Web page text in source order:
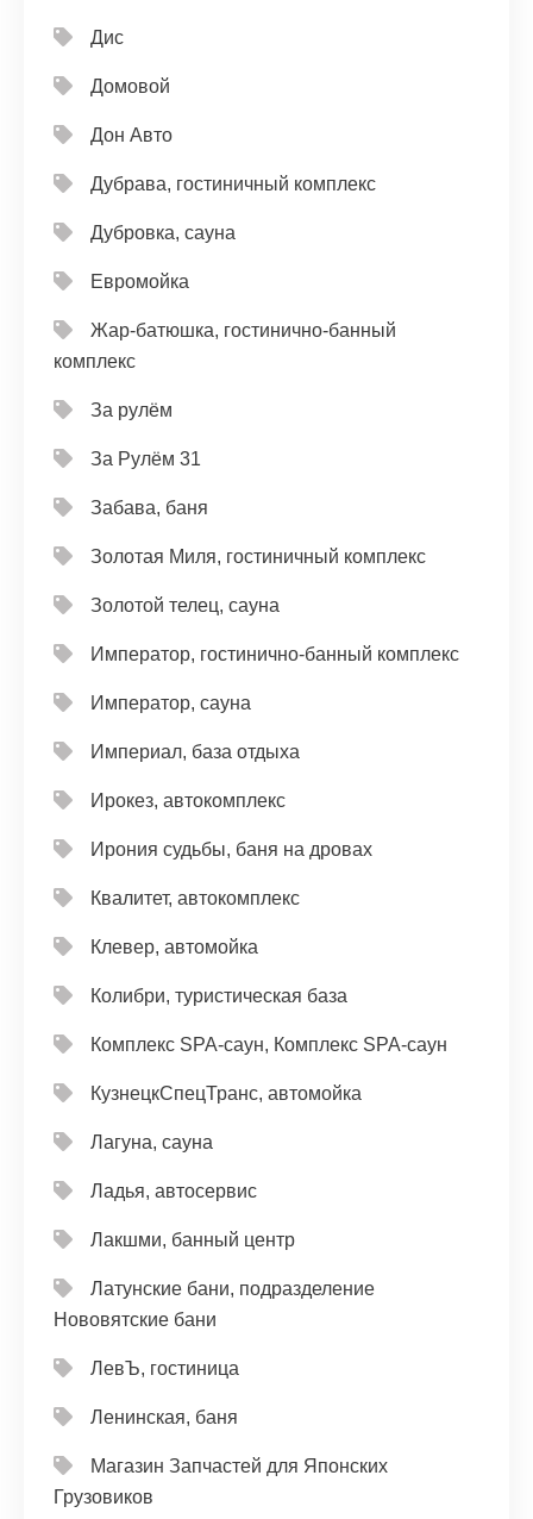
Дис
Домовой
Дон Авто
Дубрава, гостиничный комплекс
Дубровка, сауна
Евромойка
Жар-батюшка, гостинично-банный
комплекс
За рулём
За Рулём 31
Забава, баня
Золотая Миля, гостиничный комплекс
Золотой телец, сауна
Император, гостинично-банный комплекс
Император, сауна
Империал, база отдыха
Ирокез, автокомплекс
Ирония судьбы, баня на дровах
Квалитет, автокомплекс
Клевер, автомойка
Колибри, туристическая база
Комплекс SPA-саун, Комплекс SPA-саун
КузнецкСпецТранс, автомойка
Лагуна, сауна
Ладья, автосервис
Лакшми, банный центр
Латунские бани, подразделение
Нововятские бани
ЛевЪ, гостиница
Ленинская, баня
Магазин Запчастей для Японских
Грузовиков